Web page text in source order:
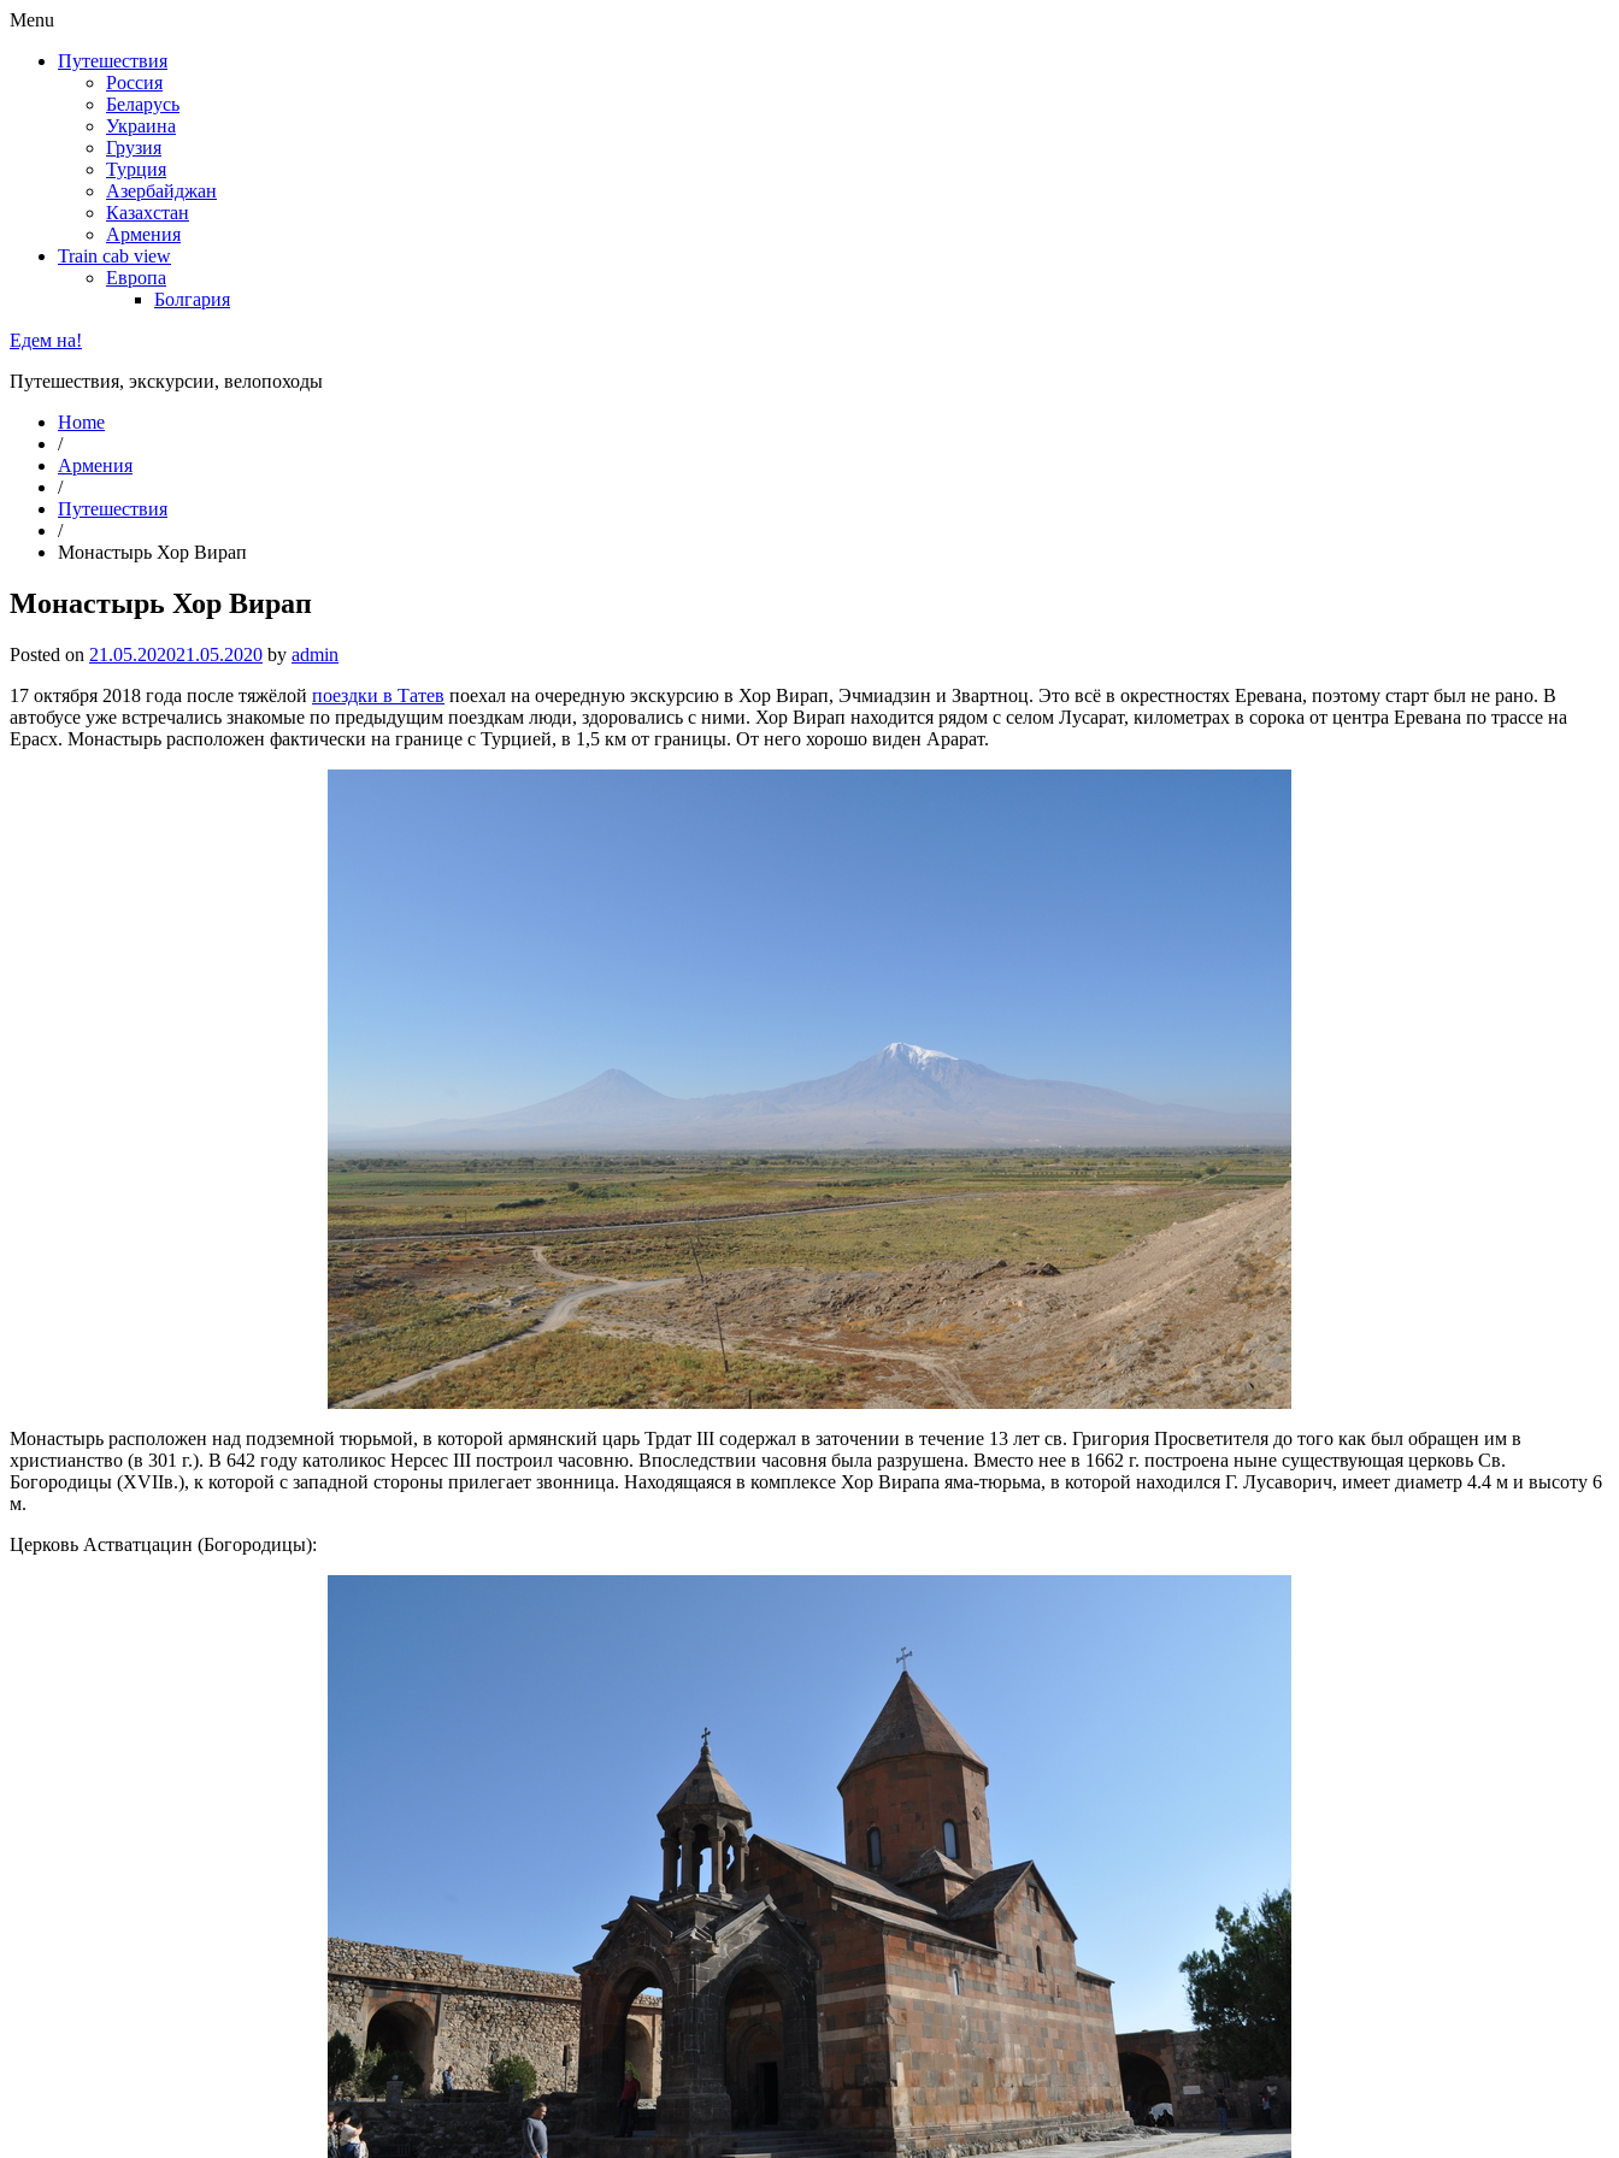
Menu
Путешествия
Россия
Беларусь
Украина
Грузия
Турция
Азербайджан
Казахстан
Армения
Train cab view
Европа
Болгария
Едем на!
Путешествия, экскурсии, велопоходы
Home
/
Армения
/
Путешествия
/
Монастырь Хор Вирап
Монастырь Хор Вирап
Posted on 21.05.202021.05.2020 by admin
17 октября 2018 года после тяжёлой поездки в Татев поехал на очередную экскурсию в Хор Вирап, Эчмиадзин и Звартноц. Это всё в окрестностях Еревана, поэтому старт был не рано. В
автобусе уже встречались знакомые по предыдущим поездкам люди, здоровались с ними. Хор Вирап находится рядом с селом Лусарат, километрах в сорока от центра Еревана по трассе на
Ерасх. Монастырь расположен фактически на границе с Турцией, в 1,5 км от границы. От него хорошо виден Арарат.
Монастырь расположен над подземной тюрьмой, в которой армянский царь Трдат III содержал в заточении в течение 13 лет св. Григория Просветителя до того как был обращен им в
христианство (в 301 г.). В 642 году католикос Нерсес III построил часовню. Впоследствии часовня была разрушена. Вместо нее в 1662 г. построена ныне существующая церковь Св.
Богородицы (XVIIв.), к которой с западной стороны прилегает звонница. Находящаяся в комплексе Хор Вирапа яма-тюрьма, в которой находился Г. Лусаворич, имеет диаметр 4.4 м и высоту 6
м.
Церковь Астватцацин (Богородицы):